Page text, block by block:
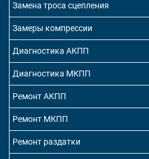
Замена троса сцепления
Замеры компрессии
Диагностика АКПП
Диагностика МКПП
Ремонт АКПП
Ремонт МКПП
Ремонт раздатки